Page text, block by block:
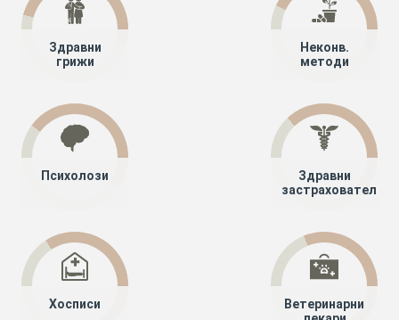
Здравни
грижи
Неконв.
методи
Психолози
Здравни
застрахователи
Хосписи
Ветеринарни